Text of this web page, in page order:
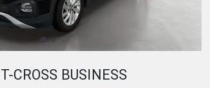
T-CROSS BUSINESS